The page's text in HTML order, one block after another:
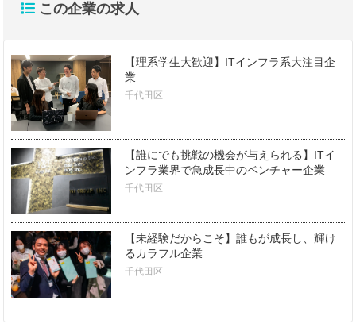
この企業の求人
【理系学生大歓迎】ITインフラ系大注目企
業
千代田区
【誰にでも挑戦の機会が与えられる】ITイ
ンフラ業界で急成長中のベンチャー企業
千代田区
【未経験だからこそ】誰もが成長し、輝け
るカラフル企業
千代田区